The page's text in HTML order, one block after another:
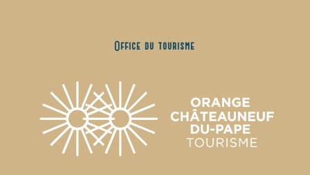
Office du tourisme